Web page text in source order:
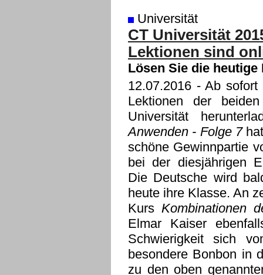
Universität
CT Universität
Lektionen sind
Lösen Sie die
12.07.2016 - Ab sofort
Lektionen der
Universität
Anwenden - Folge 7
schöne Gewinnpartie
bei der diesjährigen
Die Deutsche wird
heute ihre Klasse. An
Kurs Kombinationen
Elmar Kaiser
Schwierigkeit sich
besondere Bonbon in
zu den oben